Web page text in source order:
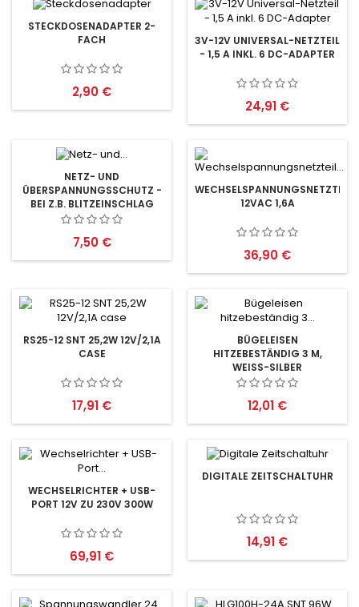
STECKDOSENADAPTER 2-
FACH
Preis
2,90 €
3V-12V UNIVERSAL-NETZTEIL
- 1,5 A INKL. 6 DC-ADAPTER
Preis
24,91 €
NETZ- UND
ÜBERSPANNUNGSSCHUTZ -
BEI Z.B. BLITZEINSCHLAG
230V - MAX.3500 W
Preis
7,50 €
WECHSELSPANNUNGSNETZTEIL
12VAC 1,6A
Preis
36,90 €
RS25-12 SNT 25,2W 12V/2,1A
CASE
Preis
17,91 €
BÜGELEISEN
HITZEBESTÄNDIG 3 M,
WEISS-SILBER
Preis
12,01 €
WECHSELRICHTER + USB-
PORT 12V ZU 230V 300W
Preis
69,91 €
DIGITALE ZEITSCHALTUHR
Preis
14,91 €